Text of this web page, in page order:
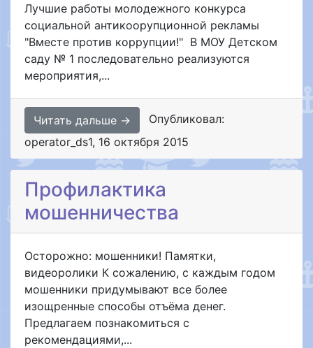
Лучшие работы молодежного конкурса
социальной антикоорупционной рекламы
"Вместе против коррупции!" В МОУ Детском
саду № 1 последовательно реализуются
мероприятия,...
Читать дальше →
Опубликовал:
operator_ds1, 16 октября 2015
Профилактика
мошенничества
Осторожно: мошенники! Памятки,
видеоролики К сожалению, с каждым годом
мошенники придумывают все более
изощренные способы отъёма денег.
Предлагаем познакомиться с
рекомендациями,...